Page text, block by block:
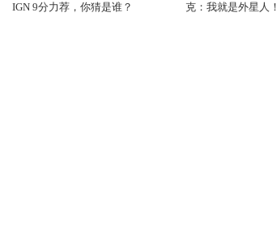
IGN 9分力荐，你猜是谁？
克：我就是外星人！